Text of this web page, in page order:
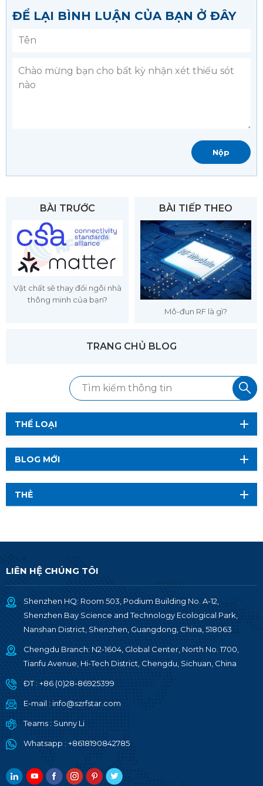
ĐỂ LẠI BÌNH LUẬN CỦA BẠN Ở ĐÂY
BÀI TRƯỚC
Vật chất sẽ thay đổi ngôi nhà
thông minh của bạn?
BÀI TIẾP THEO
Mô-đun RF là gì?
TRANG CHỦ BLOG
THỂ LOẠI
BLOG MỚI
THẺ
LIÊN HỆ CHÚNG TÔI
Shenzhen HQ: Room 503, Podium Building No. A-12,
Shenzhen Bay Science and Technology Ecological Park,
Nanshan District, Shenzhen, Guangdong, China, 518063
Chengdu Branch: N2-1604, Global Center, North No. 1700,
Tianfu Avenue, Hi-Tech District, Chengdu, Sichuan, China
ĐT : +86 (0)28-86925399
E-mail : info@szrfstar.com
Teams : Sunny Li
Whatsapp : +8618190842785